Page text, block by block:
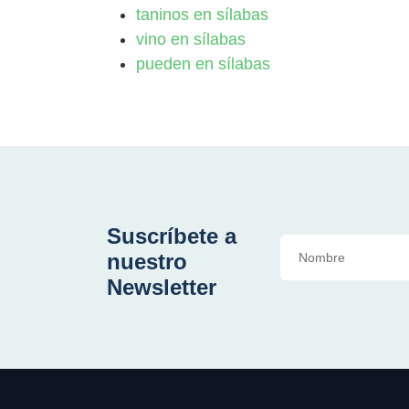
taninos en sílabas
vino en sílabas
pueden en sílabas
Suscríbete a
nuestro
Newsletter